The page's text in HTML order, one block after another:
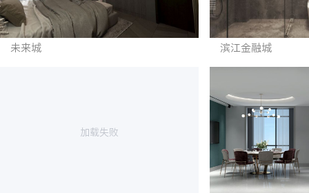
未来城 滨江金融城
加载失败